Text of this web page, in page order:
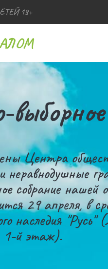
18+
Центра
неравнодушные
собрание нашей
29 апреля, в
наследия "Русь"
1-й этаж).